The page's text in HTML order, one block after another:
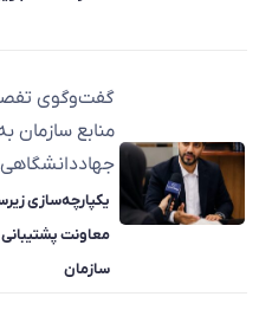
گفت‌وگوی
منابع سازمان
یکپارچه‌سازی
معاونت
سازمان